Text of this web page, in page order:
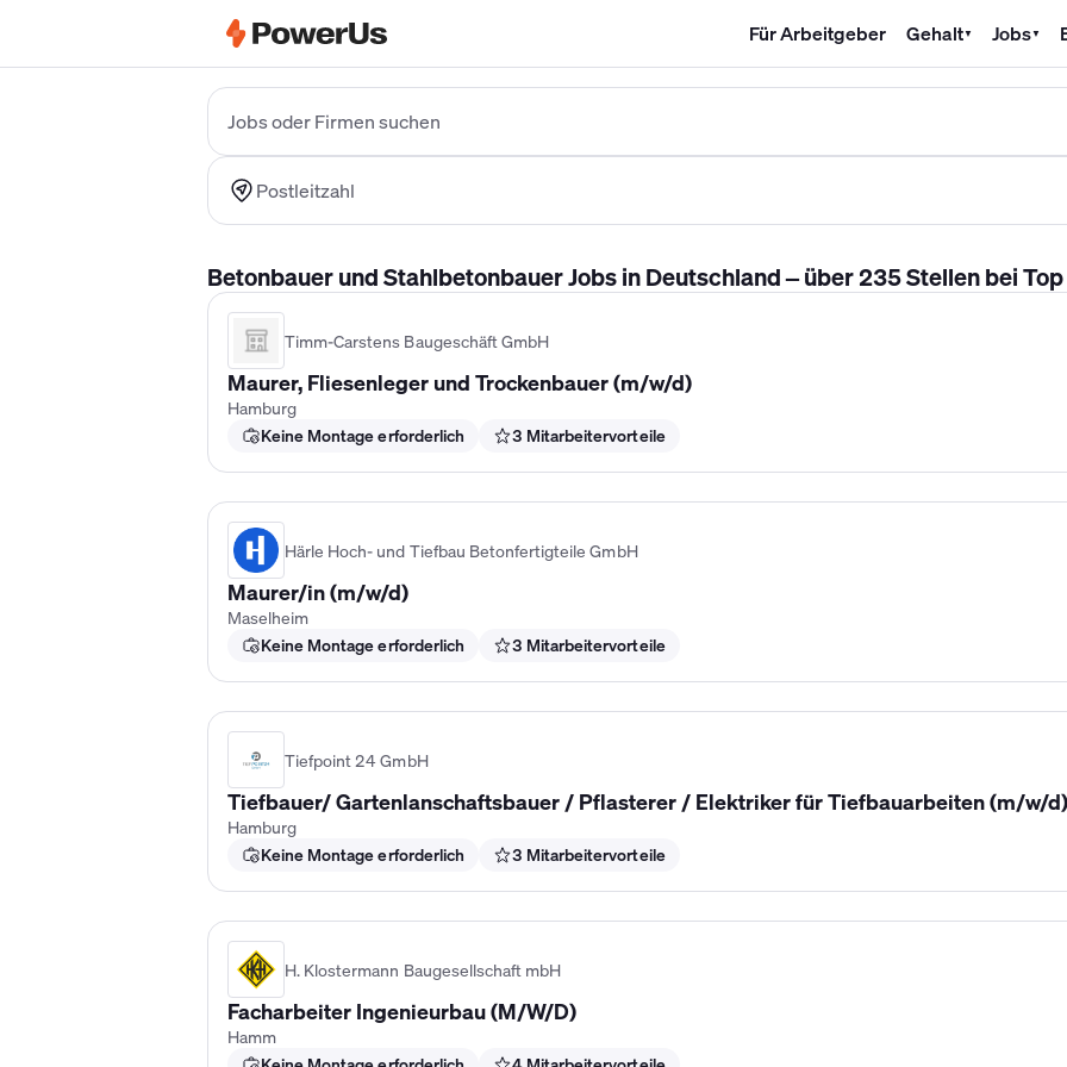
Für Arbeitgeber Gehalt▼ Jobs▼
Jobs oder Firmen suchen
Postleitzahl
Betonbauer und Stahlbetonbauer Jobs in Deutschland – über 235 Stellen bei
Timm-Carstens Baugeschäft GmbH
Maurer, Fliesenleger und Trockenbauer (m/w/d)
Hamburg
Keine Montage erforderlich
3 Mitarbeitervorteile
Härle Hoch- und Tiefbau Betonfertigteile GmbH
Maurer/in (m/w/d)
Maselheim
Keine Montage erforderlich
3 Mitarbeitervorteile
Tiefpoint 24 GmbH
Tiefbauer/ Gartenlanschaftsbauer / Pflasterer / Elektriker für Tiefbauarbeiten (m/w/d)
Hamburg
Keine Montage erforderlich
3 Mitarbeitervorteile
H. Klostermann Baugesellschaft mbH
Facharbeiter Ingenieurbau (M/W/D)
Hamm